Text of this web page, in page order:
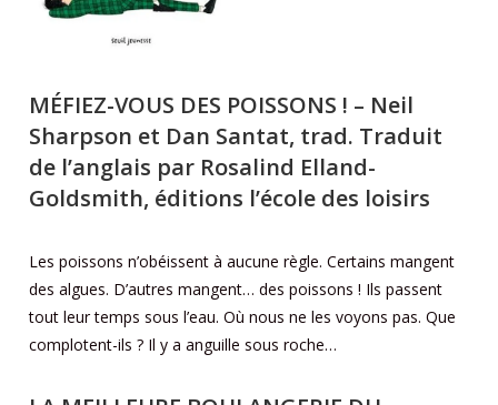
MÉFIEZ-VOUS DES POISSONS ! – Neil
Sharpson et Dan Santat, trad. Traduit
de l’anglais par Rosalind Elland-
Goldsmith, éditions l’école des loisirs
Les poissons n’obéissent à aucune règle. Certains mangent
des algues. D’autres mangent… des poissons ! Ils passent
tout leur temps sous l’eau. Où nous ne les voyons pas. Que
complotent-ils ? Il y a anguille sous roche…